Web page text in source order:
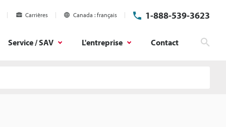
Carrières Canada français 1-888-539-3623
Service / SAV L'entreprise Contact